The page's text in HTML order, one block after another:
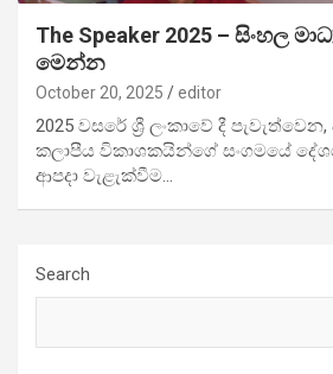
The Speaker 2025 – සිංහල
මෙන්න
October 20, 2025 editor
2025 වසරේ ශ්‍රී ලංකාවේ දී
කලාපීය විකාශකයින්ගේ සංගමයේ
ආපදා වැළැක්වීම…
Search